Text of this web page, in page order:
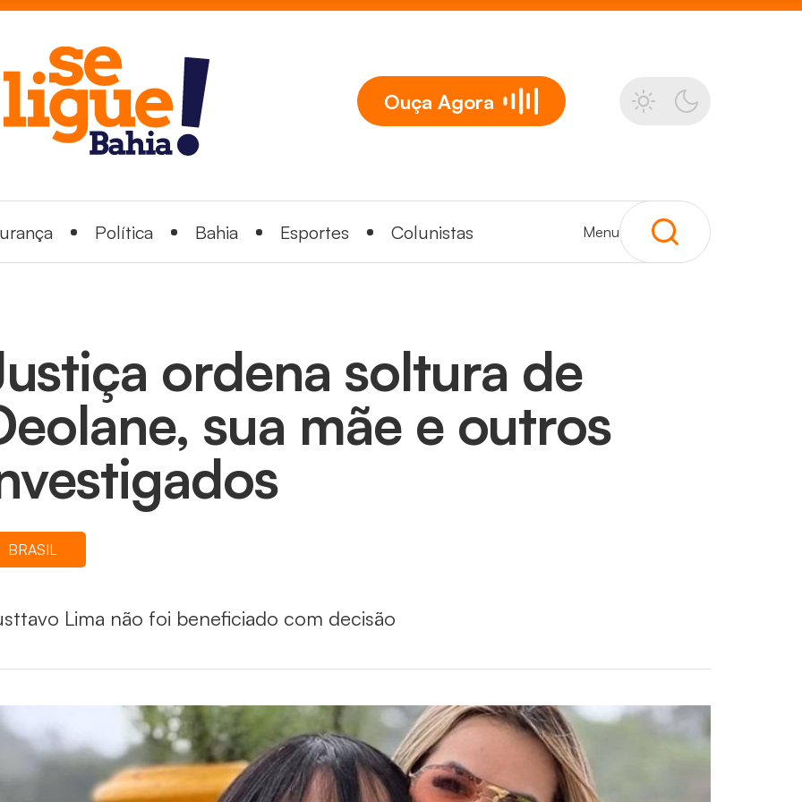
Ouça Agora
Política Bahia Esportes Colunistas Menu
ordena soltura de
sua mãe e outros
BRASIL
Lima não foi beneficiado com decisão